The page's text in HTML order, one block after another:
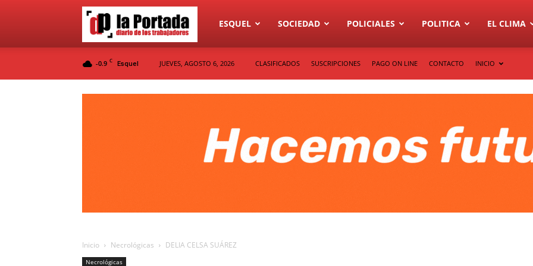
Diario
La
ESQUEL SOCIEDAD POLICIALES POLITICA EL CLIMA
-0.9 C Esquel JUEVES, AGOSTO 6, 2026 CLASIFICADOS SUSCRIPCIONES PAGO ON LINE CONTACTO INICIO
Inicio Necrológicas DELIA CELSA SUÁREZ
Necrológicas